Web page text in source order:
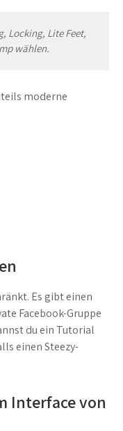
Locking, Lite Feet,
wählen.
moderne
Es gibt einen
Facebook-Gruppe
du ein Tutorial
einen Steezy-
Interface von